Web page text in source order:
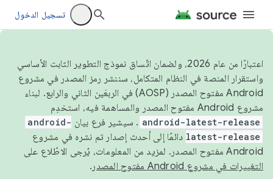
تسجيل الدخول
اعتبارًا من عام 2026، ولضمان اتّساق نموذج التطوير الثابت الأساسي
واستقرار المنصة في النظام المتكامل، سننشر رمز المصدر في مشروع
Android مفتوح المصدر (AOSP) في الربعَين الثاني والرابع. لبناء
مشروع Android مفتوح المصدر والمساهمة فيه، استخدِم
android-latest-release . سيشير فرع بيان android-
latest-release دائمًا إلى أحدث إصدار تم نشره في مشروع
Android مفتوح المصدر. لمزيد من المعلومات، يُرجى الاطّلاع على
التغييرات في مشروع Android مفتوح المصدر
.